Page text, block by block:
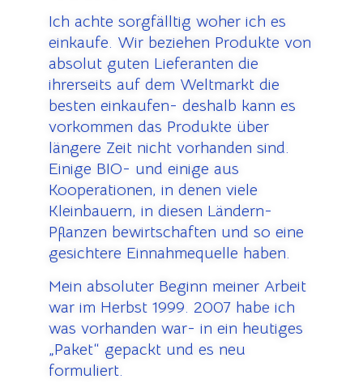
Ich achte sorgfälltig woher ich es
einkaufe. Wir beziehen Produkte von
absolut guten Lieferanten die
ihrerseits auf dem Weltmarkt die
besten einkaufen- deshalb kann es
vorkommen das Produkte über
längere Zeit nicht vorhanden sind.
Einige BIO- und einige aus
Kooperationen, in denen viele
Kleinbauern, in diesen Ländern-
Pflanzen bewirtschaften und so eine
gesichtere Einnahmequelle haben.
Mein absoluter Beginn meiner Arbeit
war im Herbst 1999. 2007 habe ich
was vorhanden war- in ein heutiges
„Paket“ gepackt und es neu
formuliert.